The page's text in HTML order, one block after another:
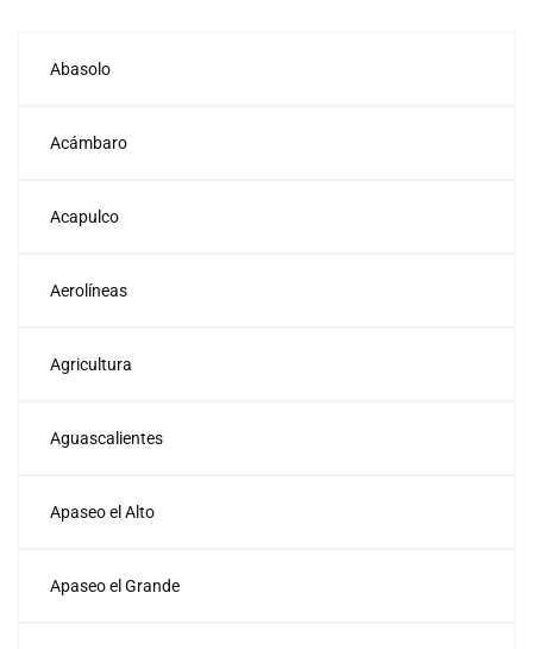
Abasolo
Acámbaro
Acapulco
Aerolíneas
Agricultura
Aguascalientes
Apaseo el Alto
Apaseo el Grande